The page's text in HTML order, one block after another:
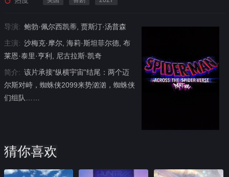
导演: 鲍勃·佩尔西凯蒂, 贾斯汀·汤普森
主演: 沙梅克·摩尔, 海莉·斯坦菲尔德, 布
莱恩·泰里·亨利, 尼古拉斯·凯奇
简介: 该片承接“纵横宇宙”结尾：两个迈
尔斯对峙，蜘蛛侠2099来势汹汹，蜘蛛侠
们组队……
猜你喜欢